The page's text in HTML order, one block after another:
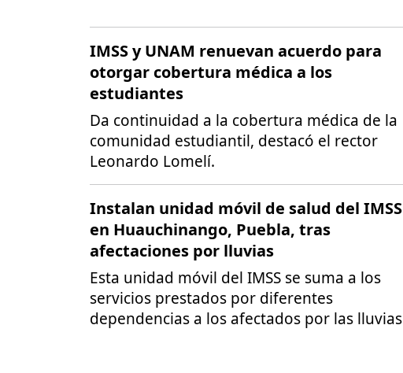
IMSS y UNAM renuevan acuerdo para
otorgar cobertura médica a los
estudiantes
Da continuidad a la cobertura médica de la
comunidad estudiantil, destacó el rector
Leonardo Lomelí.
Instalan unidad móvil de salud del IMSS
en Huauchinango, Puebla, tras
afectaciones por lluvias
Esta unidad móvil del IMSS se suma a los
servicios prestados por diferentes
dependencias a los afectados por las lluvias